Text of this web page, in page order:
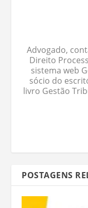
Advogado,
Direito
sistema web
sócio do
livro Gestão
POSTAGENS